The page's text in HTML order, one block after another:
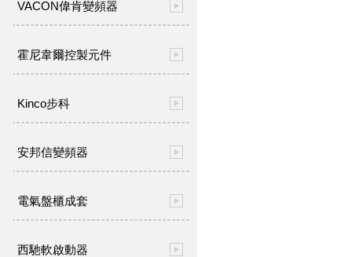
VACON偉肯變頻器
霍尼韋爾控製元件
Kinco步科
安邦信變頻器
電氣盤櫃成套
西馳軟啟動器